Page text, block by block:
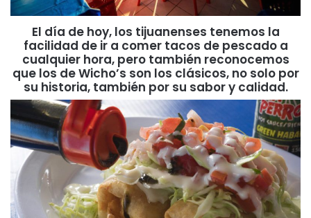
El día de hoy, los tijuanenses tenemos la
facilidad de ir a comer tacos de pescado a
cualquier hora, pero también reconocemos
que los de Wicho’s son los clásicos, no solo por
su historia, también por su sabor y calidad.